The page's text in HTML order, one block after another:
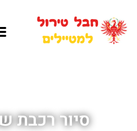
סיור רכבת